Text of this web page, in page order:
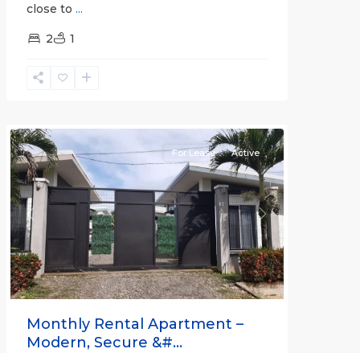
close to ...
2 1
Previous Next
For Lease Active
Monthly Rental Apartment –
Modern, Secure &#...